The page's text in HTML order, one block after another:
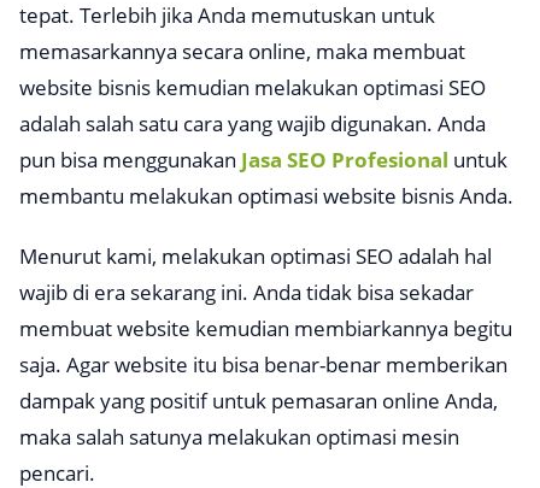
tepat. Terlebih jika Anda memutuskan untuk
memasarkannya secara online, maka membuat
website bisnis kemudian melakukan optimasi SEO
adalah salah satu cara yang wajib digunakan. Anda
pun bisa menggunakan Jasa SEO Profesional untuk
membantu melakukan optimasi website bisnis Anda.
Menurut kami, melakukan optimasi SEO adalah hal
wajib di era sekarang ini. Anda tidak bisa sekadar
membuat website kemudian membiarkannya begitu
saja. Agar website itu bisa benar-benar memberikan
dampak yang positif untuk pemasaran online Anda,
maka salah satunya melakukan optimasi mesin
pencari.